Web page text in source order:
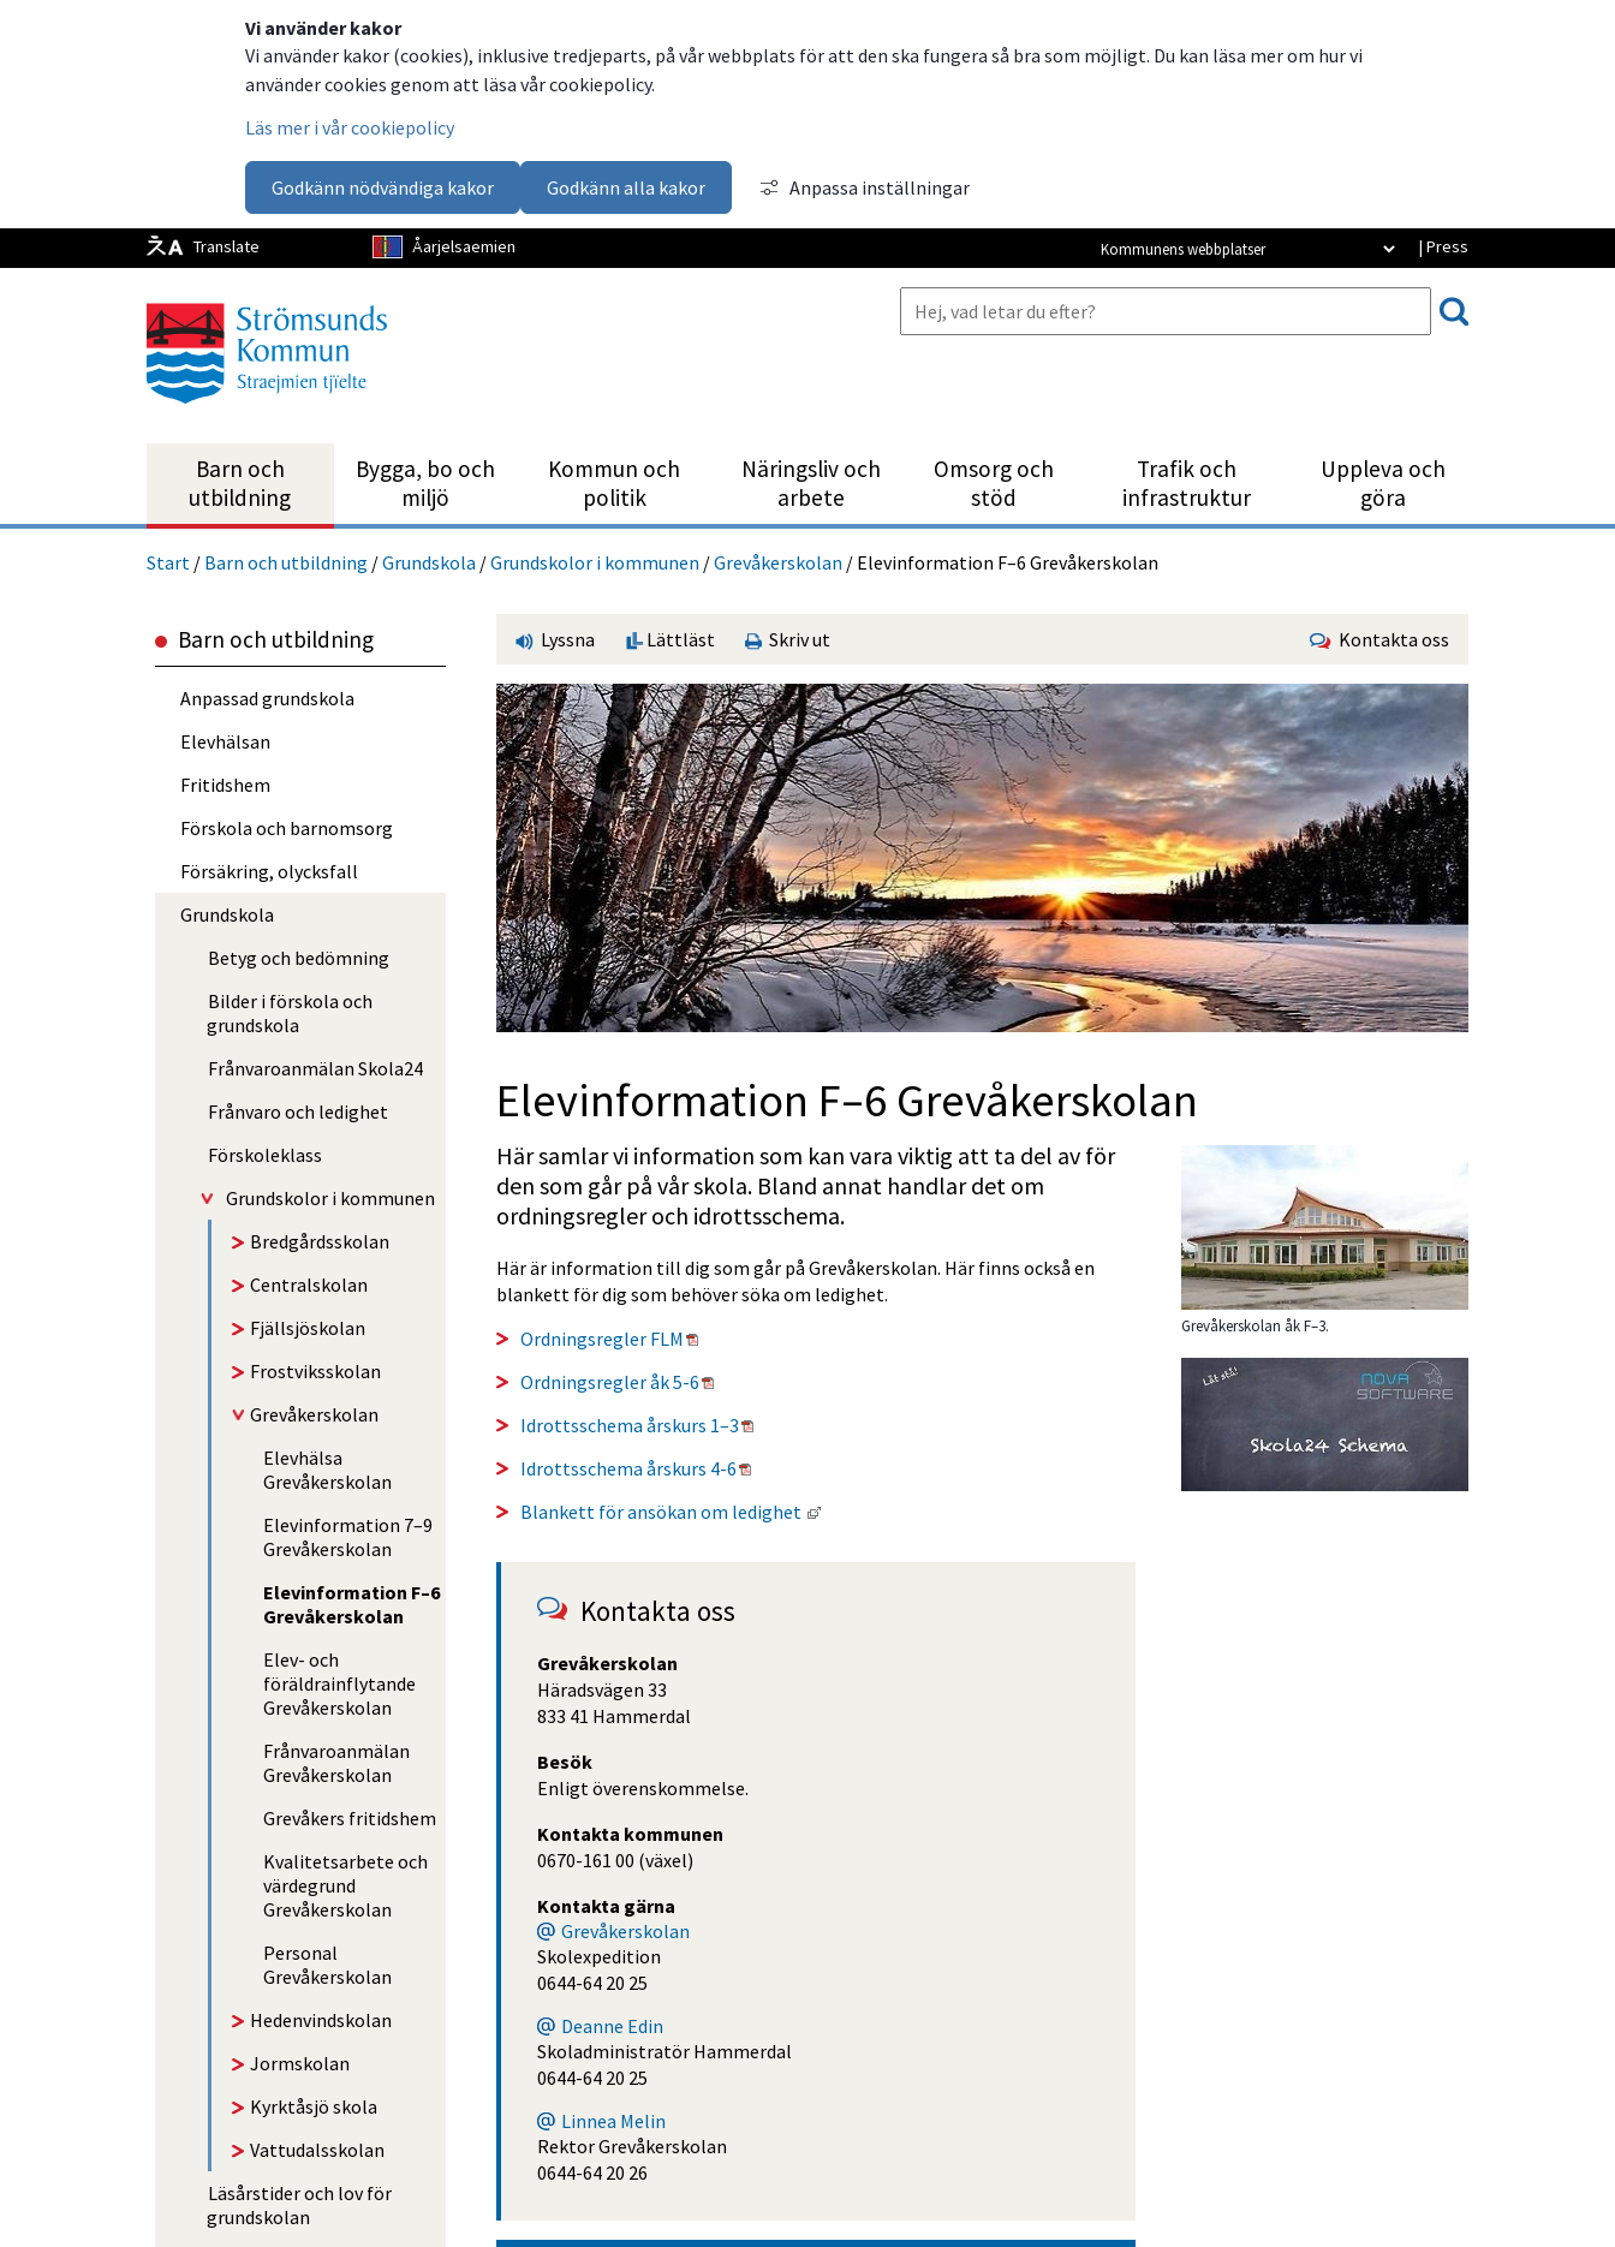
Vi använder kakor
Vi använder kakor (cookies), inklusive tredjeparts, på vår webbplats för att den ska fungera så bra som möjligt. Du kan läsa mer om hur vi
använder cookies genom att läsa vår cookiepolicy.
Läs mer i vår cookiepolicy
Godkänn nödvändiga kakor Godkänn alla kakor Anpassa inställningar
Translate Åarjelsaemien | Press
Kommunens webbplatser
Barn och
utbild­ning
Bygga, bo och
miljö
Kommun och
politik
Närings­liv och
arbete
Omsorg och
stöd
Trafik och
infrastruktur
Uppleva och
göra
Start / Barn och utbild­ning /Grundskola /Grundskolor i kommunen /Grevåker­skolan / Elevinformation F–6 Grevåkerskolan
Lyssna Lättläst Skriv ut Kontakta oss
Elevinformation F–6 Grevåkerskolan
Här samlar vi information som kan vara viktig att ta del av för
den som går på vår skola. Bland annat handlar det om
ordningsregler och idrottsschema.
Här är information till dig som går på Grevåkerskolan. Här finns också en
blankett för dig som behöver söka om ledighet.
Ordningsregler FLM
Pdf, 120 kB, öppnas i nytt fönster.
Ordningsregler åk 5-6 Pdf, 73 kB, öppnas i nytt fönster.
Idrottsschema årskurs 1–3 Pdf, 217 kB, öppnas i nytt fönster.
Idrottsschema årskurs 4-6 Pdf, 213 kB, öppnas i nytt fönster.
Blankett för ansökan om ledighet
Länk till annan webbplats, öppnas i nytt fönster.
Grevåkerskolan åk F–3.
Kontakta oss
Grevåkerskolan
Häradsvägen 33
833 41 Hammerdal
Besök
Enligt överenskommelse.
Kontakta kommunen
0670-161 00 (växel)
Kontakta gärna
Grevåkerskolan
Skolexpedition
0644-64 20 25
Deanne Edin
Skoladministratör Hammerdal
0644-64 20 25
Linnea Melin
Rektor Grevåkerskolan
0644-64 20 26
Barn och utbild­ning
Anpassad grundskola
Elevhälsan
Fritidshem
Förskola och barnomsorg
Försäkring, olycksfall
Grundskola
Betyg och bedömning
Bilder i förskola och
grundskola
Frånvaro­anmälan Skola24
Frånvaro och ledighet
Förskoleklass
Grundskolor i kommunen
Bredgårds­skolan
Central­skolan
Fjällsjö­skolan
Frostviks­skolan
Grevåker­skolan
Elevhälsa
Grevåkerskolan
Elevinformation 7–9
Grevåkerskolan
Elevinformation F–6
Grevåkerskolan
Elev- och
föräldrainflytande
Grevåkerskolan
Frånvaroanmälan
Grevåkerskolan
Grevåkers fritidshem
Kvalitetsarbete och
värdegrund
Grevåkerskolan
Personal
Grevåkerskolan
Heden­vind­skolan
Jorm­skolan
Kyrktåsjö skola
Vattudals­skolan
Läsårstider och lov för
grundskolan